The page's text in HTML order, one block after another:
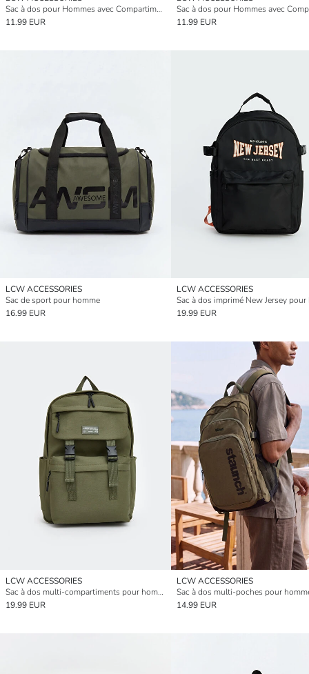
Sac à dos pour Hommes avec Compartiment pour Ordinateur Portable
11.99 EUR
11.99 EUR
LCW ACCESSORIES
Sac de sport pour homme
16.99 EUR
LCW ACCESSORIES
Sac à dos imprimé New Jersey pour
19.99 EUR
LCW ACCESSORIES
Sac à dos multi-compartiments pour homme
19.99 EUR
LCW ACCESSORIES
Sac à dos multi-poches pour
14.99 EUR